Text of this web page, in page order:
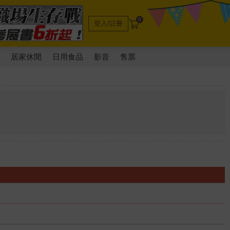
登入/註冊 0
居家休閒 日用食品 影音 售票